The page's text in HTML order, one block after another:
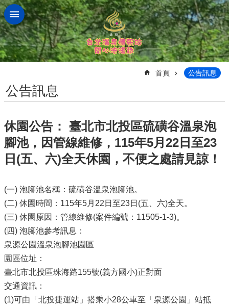
跳到主要內容區塊
首頁 公告訊息
公告訊息
休園公告： 臺北市北投區硫磺谷溫泉泡
腳池，因管線維修，115年5月22日至23
日(五、六)全天休園，不便之處請見諒！
(一) 泡腳池名稱：硫磺谷溫泉泡腳池。
(二) 休園時間：115年5月22日至23日(五、六)全天。
(三) 休園原因：管線維修(案件編號：11505-1-3)。
(四) 泡腳池參考訊息：
泉源公園溫泉泡腳池園區
園區位址：
臺北市北投區珠海路155號(義方國小)正對面
交通資訊：
(1)可由「北投捷運站」搭乘小28公車至「泉源公園」站抵